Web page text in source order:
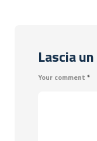
Lascia
Your comment *